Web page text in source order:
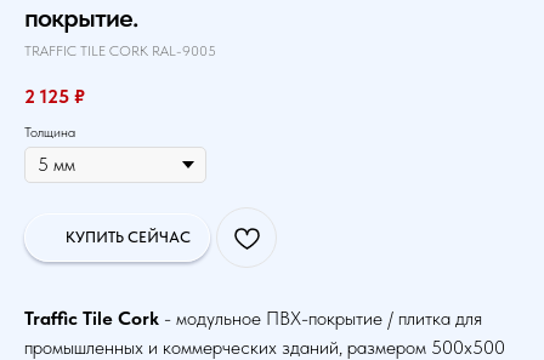
покрытие.
TRAFFIC TILE CORK RAL-9005
2 125 ₽
Толщина
КУПИТЬ СЕЙЧАС
Traffic Tile Cork - модульное ПВХ-покрытие / плитка для
промышленных и коммерческих зданий, размером 500х500